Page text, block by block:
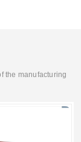
the manufacturing